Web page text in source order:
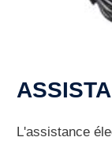
L'assistance